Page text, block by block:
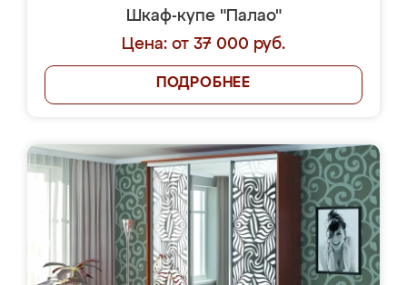
Шкаф-купе "Палао"
Цена: от 37 000 руб.
ПОДРОБНЕЕ